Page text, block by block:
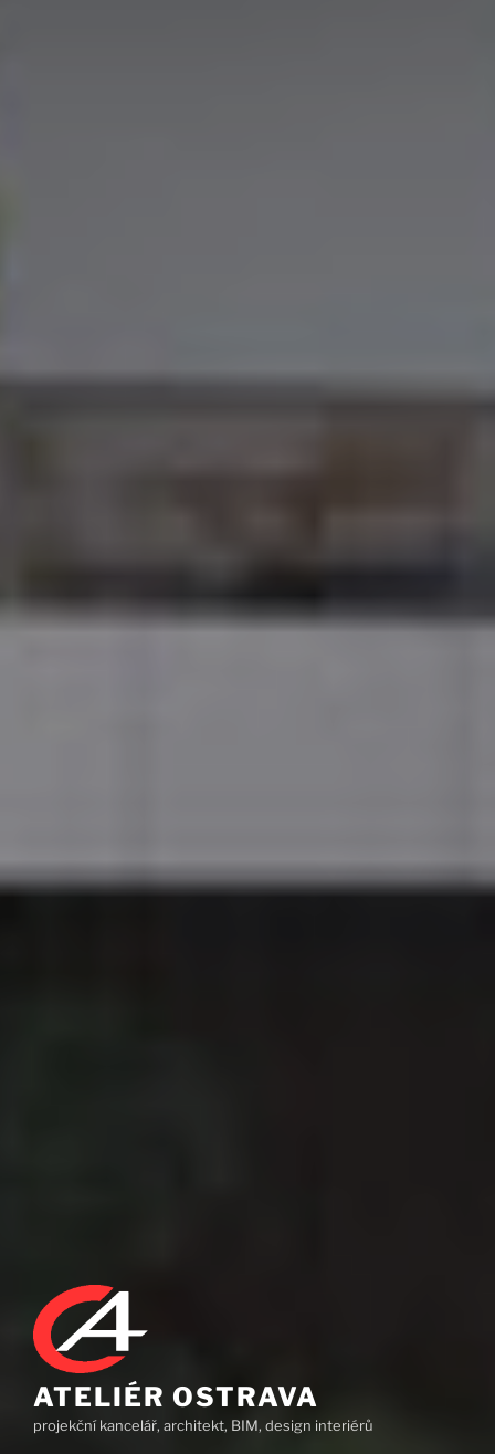
ATELIÉR OSTRAVA
projekční kancelář, architekt, BIM, design interiérů